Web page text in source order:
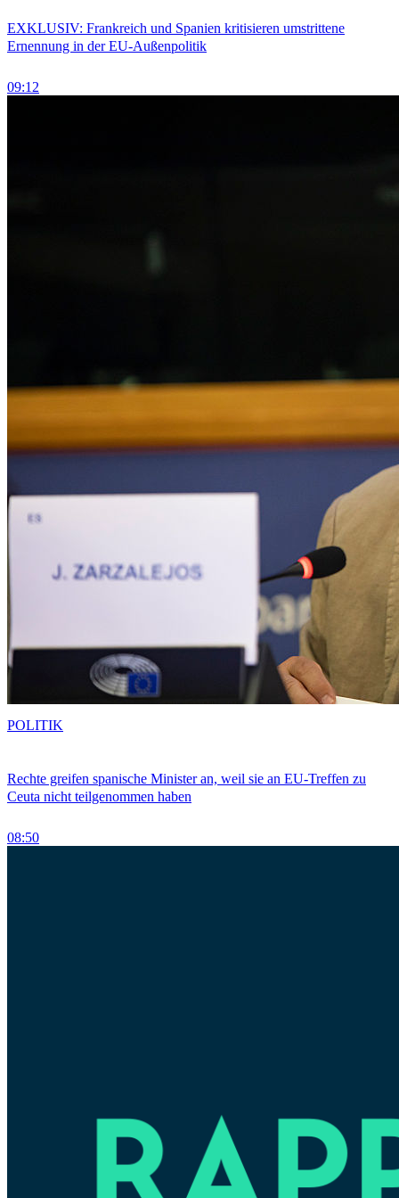
EXKLUSIV: Frankreich und Spanien kritisieren umstrittene
Ernennung in der EU-Außenpolitik
09:12
Rechte greifen spanische Minister an, weil sie an EU-Treffen zu
Ceuta nicht teilgenommen haben
08:50
POLITIK